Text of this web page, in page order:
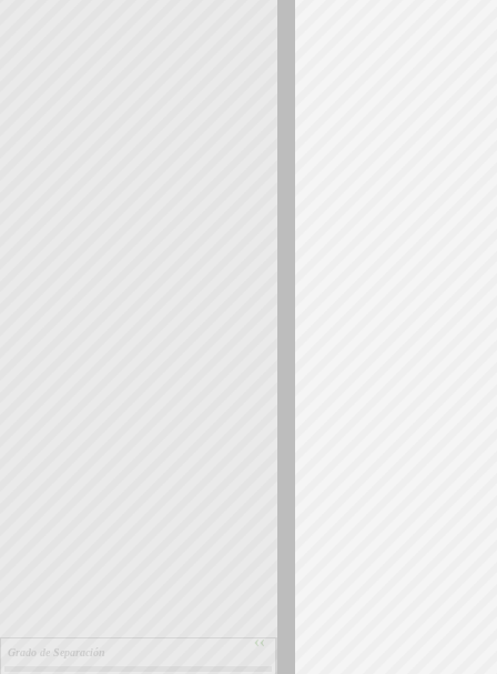
Grado de Separación ››